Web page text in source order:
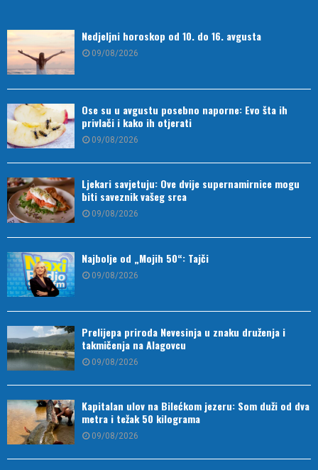
Nedjeljni horoskop od 10. do 16. avgusta
09/08/2026
Ose su u avgustu posebno naporne: Evo šta ih
privlači i kako ih otjerati
09/08/2026
Ljekari savjetuju: Ove dvije supernamirnice mogu
biti saveznik vašeg srca
09/08/2026
Najbolje od „Mojih 50“: Tajči
09/08/2026
Prelijepa priroda Nevesinja u znaku druženja i
takmičenja na Alagovcu
09/08/2026
Kapitalan ulov na Bilećkom jezeru: Som duži od dva
metra i težak 50 kilograma
09/08/2026